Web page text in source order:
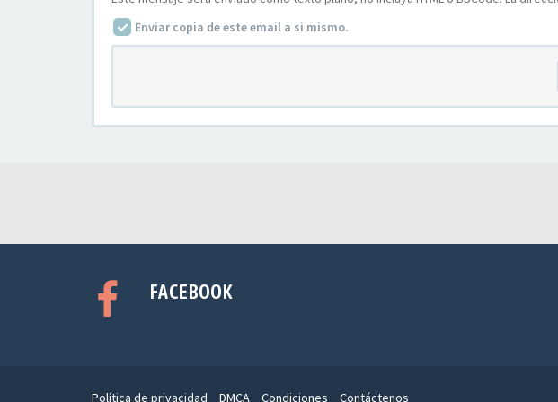
Enviar copia de este email a si mismo.
FACEBOOK
Política de privacidad DMCA Condiciones Contáctenos